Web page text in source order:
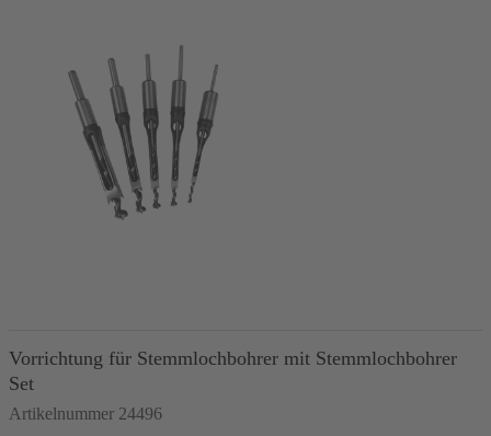
Vorrichtung für Stemmlochbohrer mit Stemmlochbohrer
Set
Artikelnummer 24496